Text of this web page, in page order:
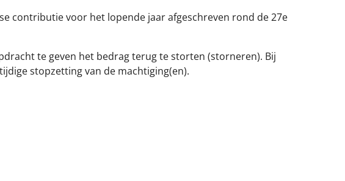
contributie voor het lopende jaar afgeschreven rond de 27e
te geven het bedrag terug te storten (storneren). Bij
stopzetting van de machtiging(en).